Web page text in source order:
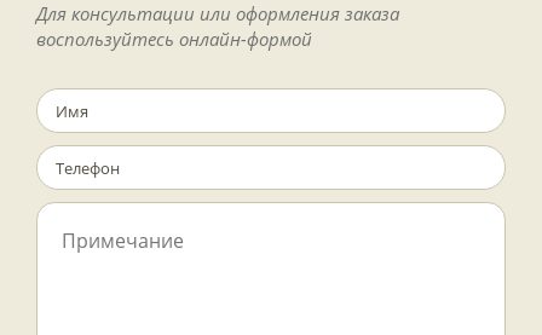
Для консультации или оформления заказа
воспользуйтесь онлайн-формой